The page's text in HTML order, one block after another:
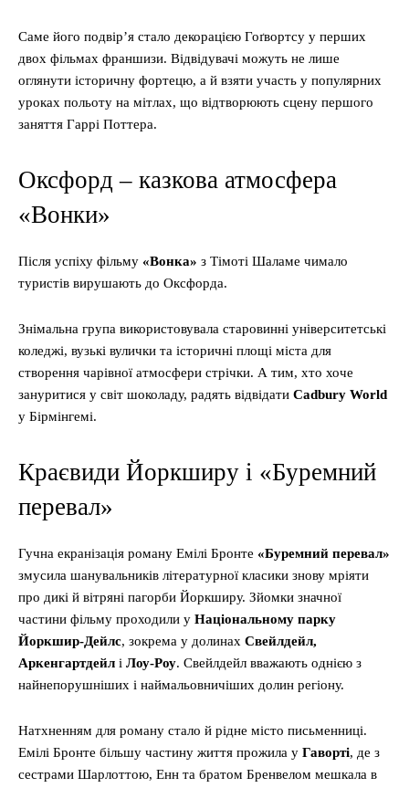
Саме його подвір’я стало декорацією Гоґвортсу у перших
двох фільмах франшизи. Відвідувачі можуть не лише
оглянути історичну фортецю, а й взяти участь у популярних
уроках польоту на мітлах, що відтворюють сцену першого
заняття Гаррі Поттера.
Оксфорд – казкова атмосфера
«Вонки»
Після успіху фільму «Вонка» з Тімоті Шаламе чимало
туристів вирушають до Оксфорда.
Знімальна група використовувала старовинні університетські
коледжі, вузькі вулички та історичні площі міста для
створення чарівної атмосфери стрічки. А тим, хто хоче
зануритися у світ шоколаду, радять відвідати Cadbury World
у Бірмінгемі.
Краєвиди Йоркширу і «Буремний
перевал»
Гучна екранізація роману Емілі Бронте «Буремний перевал»
змусила шанувальників літературної класики знову мріяти
про дикі й вітряні пагорби Йоркширу. Зйомки значної
частини фільму проходили у Національному парку
Йоркшир-Дейлс, зокрема у долинах Свейлдейл,
Аркенгартдейл і Лоу-Роу. Свейлдейл вважають однією з
найнепорушніших і наймальовничіших долин регіону.
Натхненням для роману стало й рідне місто письменниці.
Емілі Бронте більшу частину життя прожила у Гаворті, де з
сестрами Шарлоттою, Енн та братом Бренвелом мешкала в